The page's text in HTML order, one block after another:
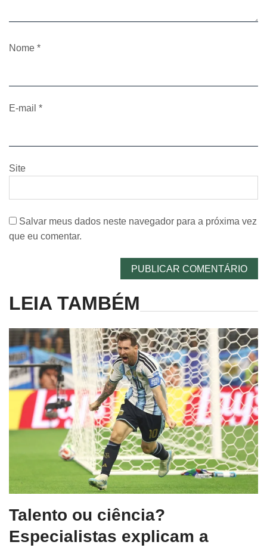
Nome *
E-mail *
Site
Salvar meus dados neste navegador para a próxima vez
que eu comentar.
LEIA TAMBÉM
Talento ou ciência?
Especialistas explicam a